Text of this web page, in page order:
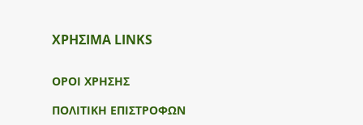
ΧΡΗΣΙΜΑ LINKS
ΟΡΟΙ ΧΡΗΣΗΣ
ΠΟΛΙΤΙΚΗ ΕΠΙΣΤΡΟΦΩΝ